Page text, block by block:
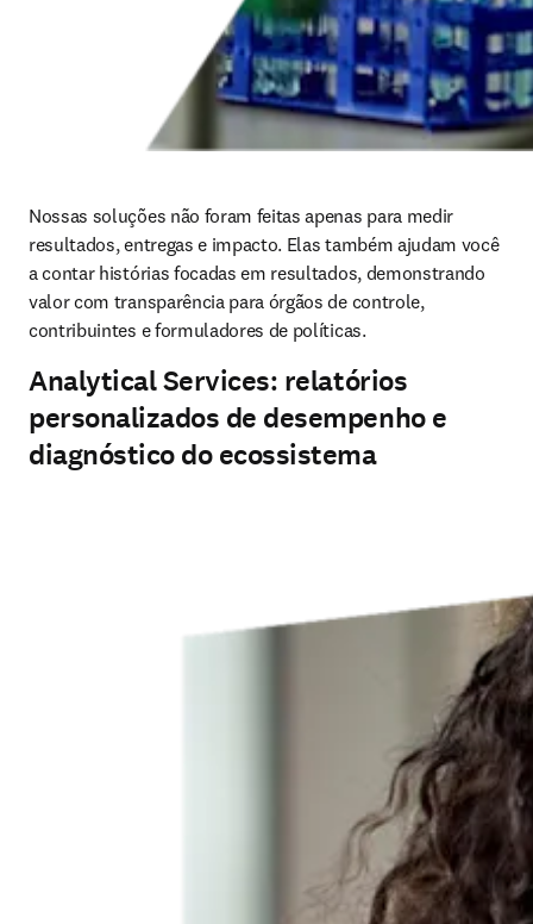
Nossas soluções não foram feitas apenas para medir
resultados, entregas e impacto. Elas também ajudam você
a contar histórias focadas em resultados, demonstrando
valor com transparência para órgãos de controle,
contribuintes e formuladores de políticas.
Analytical Services: relatórios
personalizados de desempenho e
diagnóstico do ecossistema